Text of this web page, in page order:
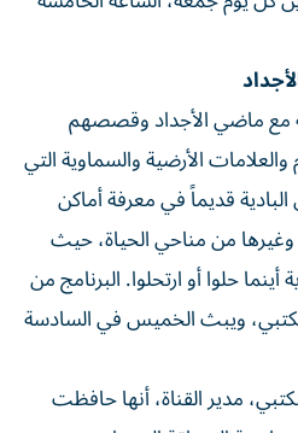
مع ماضي الأجداد وقصصهم
الأرضية والسماوية التي
قديماً في معرفة أماكن
وغيرها من مناحي الحياة، حيث
حلوا أو ارتحلوا. البرنامج من
ويبث الخميس في السادسة
مدير القناة، أنها حافظت